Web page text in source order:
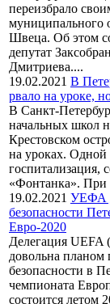
переизбрало
муниципального
Швеца. Об этом
депутат
Дмитриева....
19.02.2021 В
рвало на уроке,
В Санкт-
начальных школ
Крестовском
на уроках. Одной
госпитализация,
«Фонтанка». При
19.02.2021 УЕФА
безопасности
Евро-2020
Делегация
довольна планом
безопасности в
чемпионата
состоится летом